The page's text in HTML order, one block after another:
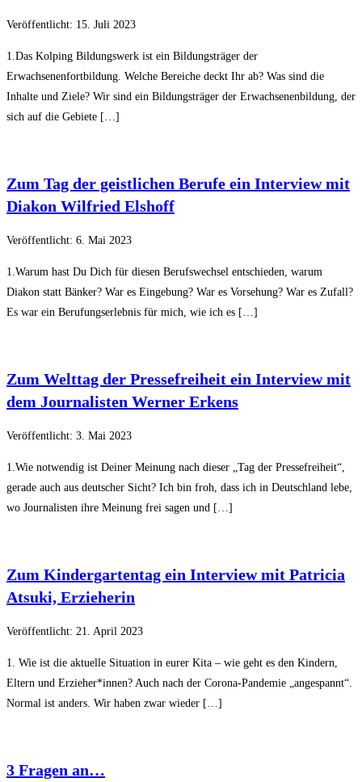
Veröffentlicht: 15. Juli 2023
1.Das Kolping Bildungswerk ist ein Bildungsträger der
Erwachsenenfortbildung. Welche Bereiche deckt Ihr ab? Was sind die
Inhalte und Ziele? Wir sind ein Bildungsträger der Erwachsenenbildung, der
sich auf die Gebiete […]
Zum Tag der geistlichen Berufe ein Interview mit
Diakon Wilfried Elshoff
Veröffentlicht: 6. Mai 2023
1.Warum hast Du Dich für diesen Berufswechsel entschieden, warum
Diakon statt Bänker? War es Eingebung? War es Vorsehung? War es Zufall?
Es war ein Berufungserlebnis für mich, wie ich es […]
Zum Welttag der Pressefreiheit ein Interview mit
dem Journalisten Werner Erkens
Veröffentlicht: 3. Mai 2023
1.Wie notwendig ist Deiner Meinung nach dieser „Tag der Pressefreiheit“,
gerade auch aus deutscher Sicht? Ich bin froh, dass ich in Deutschland lebe,
wo Journalisten ihre Meinung frei sagen und […]
Zum Kindergartentag ein Interview mit Patricia
Atsuki, Erzieherin
Veröffentlicht: 21. April 2023
1. Wie ist die aktuelle Situation in eurer Kita – wie geht es den Kindern,
Eltern und Erzieher*innen? Auch nach der Corona-Pandemie „angespannt“.
Normal ist anders. Wir haben zwar wieder […]
3 Fragen an…